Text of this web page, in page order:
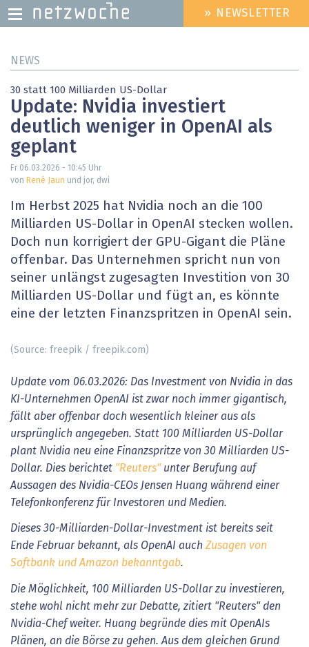
zum
HEADER
MENU
» NEWSLETTER
NEWS
30 statt 100 Milliarden US-Dollar
Update: Nvidia investiert
deutlich weniger in OpenAI als
geplant
Fr 06.03.2026 - 10:45 Uhr
von René Jaun und jor, dwi
Im Herbst 2025 hat Nvidia noch an die 100
Milliarden US-Dollar in OpenAI stecken wollen.
Doch nun korrigiert der GPU-Gigant die Pläne
offenbar. Das Unternehmen spricht nun von
seiner unlängst zugesagten Investition von 30
Milliarden US-Dollar und fügt an, es könnte
eine der letzten Finanzspritzen in OpenAI sein.
(Source: freepik / freepik.com)
Update vom 06.03.2026: Das Investment von Nvidia in das
KI-Unternehmen OpenAI ist zwar noch immer gigantisch,
fällt aber offenbar doch wesentlich kleiner aus als
ursprünglich angegeben. Statt 100 Milliarden US-Dollar
plant Nvidia neu eine Finanzspritze von 30 Milliarden US-
Dollar. Dies berichtet "Reuters"unter Berufung auf
Aussagen des Nvidia-CEOs Jensen Huang während einer
Telefonkonferenz für Investoren und Medien.
Dieses 30-Milliarden-Dollar-Investment ist bereits seit
Ende Februar bekannt, als OpenAI auch Zusagen von
Softbank und Amazon bekanntgab.
Die Möglichkeit, 100 Milliarden US-Dollar zu investieren,
stehe wohl nicht mehr zur Debatte, zitiert "Reuters" den
Nvidia-Chef weiter. Huang begründe dies mit OpenAIs
Plänen, an die Börse zu gehen. Aus dem gleichen Grund